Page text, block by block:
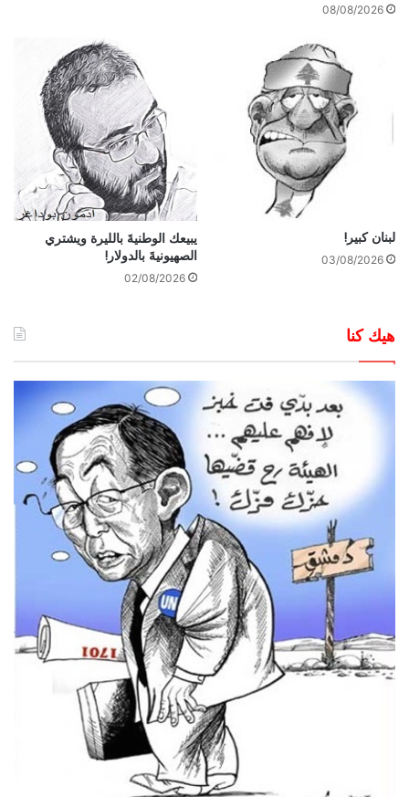
08/08/2026
لبنان كبير!
03/08/2026
يبيعك الوطنيةَ بالليرة ويشتري
الصهيونيةَ بالدولار!
02/08/2026
هيك كنا